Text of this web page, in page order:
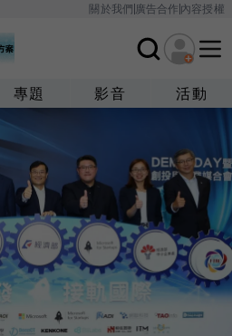
關於我們廣告合作內容授權
專題 影音 活動